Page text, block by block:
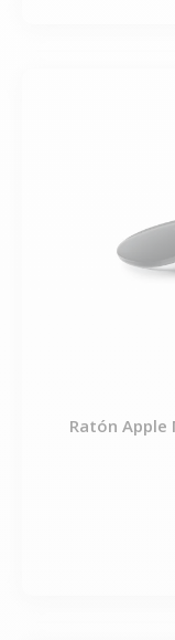
Ratón Apple